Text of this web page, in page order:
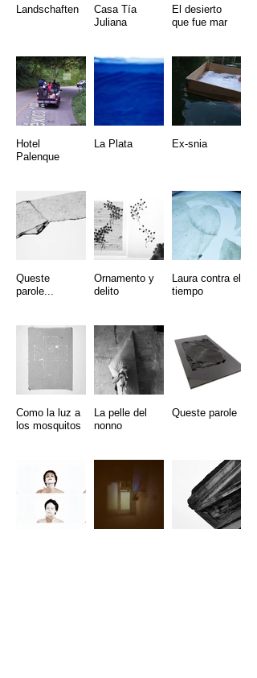
Landschaften
Casa Tía
Juliana
El desierto
que fue mar
Hotel
Palenque
La Plata Ex-snia
Queste
parole...
Ornamento y
delito
Laura contra el
tiempo
Como la luz a
los mosquitos
La pelle del
nonno
Queste parole